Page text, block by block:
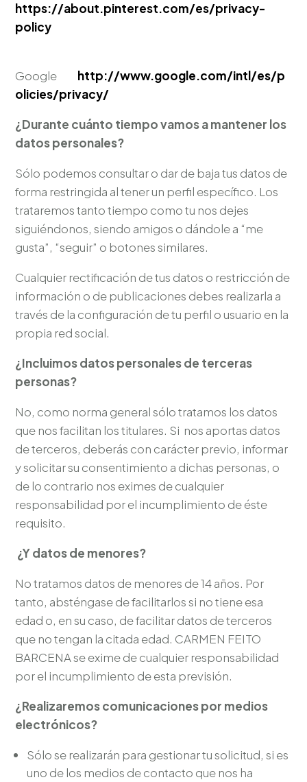
https://about.pinterest.com/es/privacy-
policy
Google http://www.google.com/intl/es/p
olicies/privacy/
¿Durante cuánto tiempo vamos a mantener los
datos personales?
Sólo podemos consultar o dar de baja tus datos de
forma restringida al tener un perfil específico. Los
trataremos tanto tiempo como tu nos dejes
siguiéndonos, siendo amigos o dándole a “me
gusta”, “seguir” o botones similares.
Cualquier rectificación de tus datos o restricción de
información o de publicaciones debes realizarla a
través de la configuración de tu perfil o usuario en la
propia red social.
¿Incluimos datos personales de terceras
personas?
No, como norma general sólo tratamos los datos
que nos facilitan los titulares. Si nos aportas datos
de terceros, deberás con carácter previo, informar
y solicitar su consentimiento a dichas personas, o
de lo contrario nos eximes de cualquier
responsabilidad por el incumplimiento de éste
requisito.
¿Y datos de menores?
No tratamos datos de menores de 14 años. Por
tanto, absténgase de facilitarlos si no tiene esa
edad o, en su caso, de facilitar datos de terceros
que no tengan la citada edad. CARMEN FEITO
BARCENA se exime de cualquier responsabilidad
por el incumplimiento de esta previsión.
¿Realizaremos comunicaciones por medios
electrónicos?
Sólo se realizarán para gestionar tu solicitud, si es
uno de los medios de contacto que nos ha